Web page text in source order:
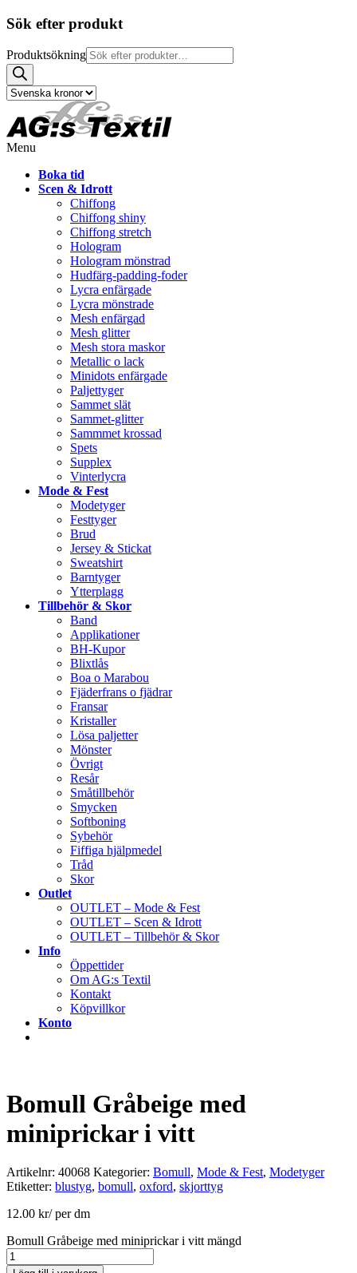
Sök efter produkt
Produktsökning
Menu
Boka tid
Scen & Idrott
Chiffong
Chiffong shiny
Chiffong stretch
Hologram
Hologram mönstrad
Hudfärg-padding-foder
Lycra enfärgade
Lycra mönstrade
Mesh enfärgad
Mesh glitter
Mesh stora maskor
Metallic o lack
Minidots enfärgade
Paljettyger
Sammet slät
Sammet-glitter
Sammmet krossad
Spets
Supplex
Vinterlycra
Mode & Fest
Modetyger
Festtyger
Brud
Jersey & Stickat
Sweatshirt
Barntyger
Ytterplagg
Tillbehör & Skor
Band
Applikationer
BH-Kupor
Blixtlås
Boa o Marabou
Fjäderfrans o fjädrar
Fransar
Kristaller
Lösa paljetter
Mönster
Övrigt
Resår
Småtillbehör
Smycken
Softboning
Sybehör
Fiffiga hjälpmedel
Tråd
Skor
Outlet
OUTLET – Mode & Fest
OUTLET – Scen & Idrott
OUTLET – Tillbehör & Skor
Info
Öppettider
Om AG:s Textil
Kontakt
Köpvillkor
Konto
Bomull Gråbeige med
miniprickar i vitt
Artikelnr: 40068 Kategorier: Bomull, Mode & Fest, Modetyger
Etiketter: blustyg, bomull, oxford, skjorttyg
12.00 kr/ per dm
Bomull Gråbeige med miniprickar i vitt mängd